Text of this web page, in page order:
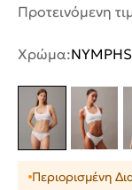
Προτεινόμενη
Χρώμα:
Περιορισμένη